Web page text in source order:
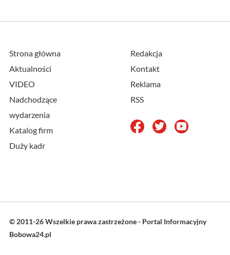
Strona główna
Aktualności
VIDEO
Nadchodzące
wydarzenia
Katalog firm
Duży kadr
Redakcja
Kontakt
Reklama
RSS
© 2011-26 Wszelkie prawa zastrzeżone - Portal Informacyjny
Bobowa24.pl